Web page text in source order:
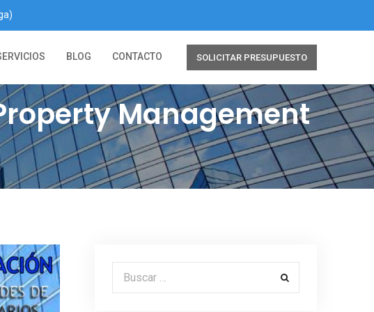
SOLICITAR PRESUPUESTO
BLOG CONTACTO
Management
Buscar por: